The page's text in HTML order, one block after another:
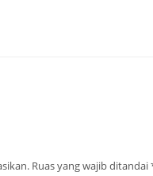
Ruas yang wajib ditandai